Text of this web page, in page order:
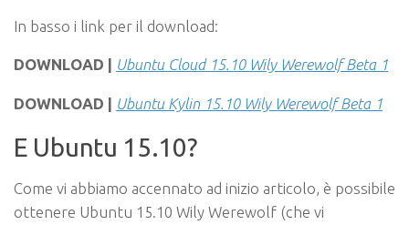
In basso i link per il download:
DOWNLOAD | Ubuntu Cloud 15.10 Wily Werewolf Beta 1
DOWNLOAD | Ubuntu Kylin 15.10 Wily Werewolf Beta 1
E Ubuntu 15.10?
Come vi abbiamo accennato ad inizio articolo, è possibile
ottenere Ubuntu 15.10 Wily Werewolf (che vi